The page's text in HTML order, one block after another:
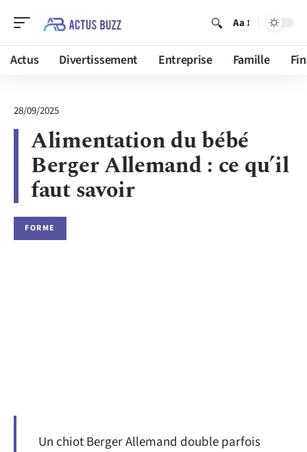
Aa
Actus Divertissement Entreprise Famille
28/09/2025
Alimentation du bébé
Berger Allemand : ce qu’il
faut savoir
FORME
Un chiot Berger Allemand double parfois